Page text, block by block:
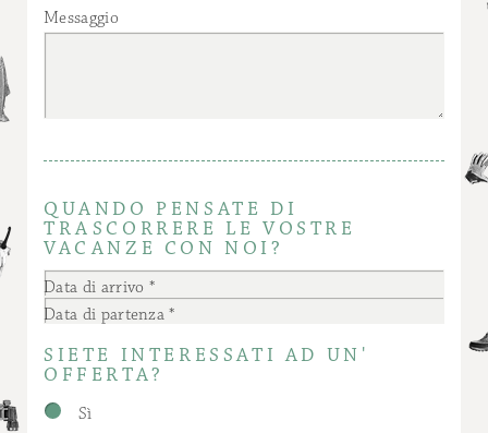
Messaggio
QUANDO PENSATE DI
TRASCORRERE LE VOSTRE
VACANZE CON NOI?
Data di arrivo
Data di partenza
SIETE INTERESSATI AD UN'
OFFERTA?
Sì